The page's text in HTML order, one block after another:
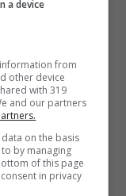
segnale
telefono:
l’app open
a device
from
other device
with 319
and our partners
on the basis
by managing
of this page
in privacy